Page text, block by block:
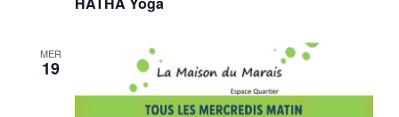
MER
19